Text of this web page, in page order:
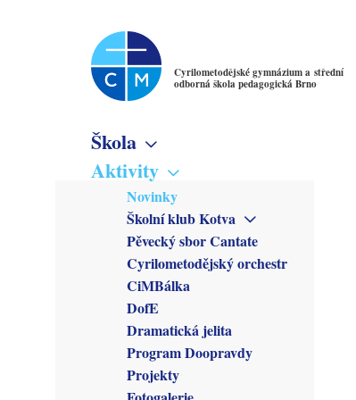
Cyrilometodějské gymnázium a střední
odborná škola pedagogická Brno
Škola
Virtuální prohlídka
Školné
Denní studium
Večerní studium
Poslání školy
Studijní obory
Gymnázium
Pedagogické lyceum
pedagogika
Předmětové sekce
Český jazyk
Anglický jazyk
Německý jazyk
Francouzský jazyk
Latina
Zřizovatel
Školská rada
Rada školy
CM Parlament
Společenství přátel školy
Aktivity
Novinky
Školní klub Kotva
Obecné informace
Členové
Kroužky
Co se stalo
Pěvecký sbor Cantate
Cyrilometodějský orchestr
CiMBálka
DofE
Dramatická jelita
Program Doopravdy
Projekty